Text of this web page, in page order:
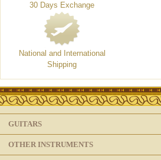
30 Days Exchange
National and International
Shipping
GUITARS
OTHER INSTRUMENTS